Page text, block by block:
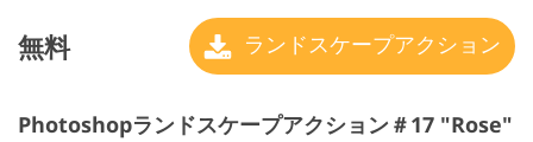
無料 ランドスケープアクション
Photoshopランドスケープアクション＃17 "Rose"